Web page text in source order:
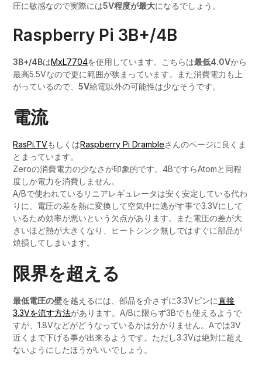
圧に敏感なので実際には5V程度が最大になるでしょう。
Raspberry Pi 3B+/4B
3B+/4BはMxL7704を使用しています。こちらは最低4.0Vから
最高5.5Vなので更に範囲が狭まっています。また消費電力も上
がっているので、5V給電以外の可能性は少なそうです。
電流
RasPi.TVもしくはRaspberry Pi Drambleさんのページに良くま
とまっています。
Zeroの消費電力の少なさが印象的です。4BですらAtomと同程
度しか電力を消費しません。
A/Bで使われているリニアレギュレータは安く安定している代わ
りに、電圧の差を熱に変換して空気中に逃がす事で3.3Vにして
いるため効率が悪いという欠点があります。また電圧の差が大
きいほど熱が大きくなり、ヒートシンク無しではすぐに部品が
焼損してしまいます。
限界を超える
最低電圧の壁を越えるには、部品を介さずに3.3Vピンに直接
3.3Vを流す方法があります。A/Bに限らず3Bでも使えるようで
すが、1.8Vなどがどうなっているかは分かりません。Aでは3V
近くまで下げる事が出来るようです。ただし3.3Vは絶対に超え
ないようにしたほうがいいでしょう。